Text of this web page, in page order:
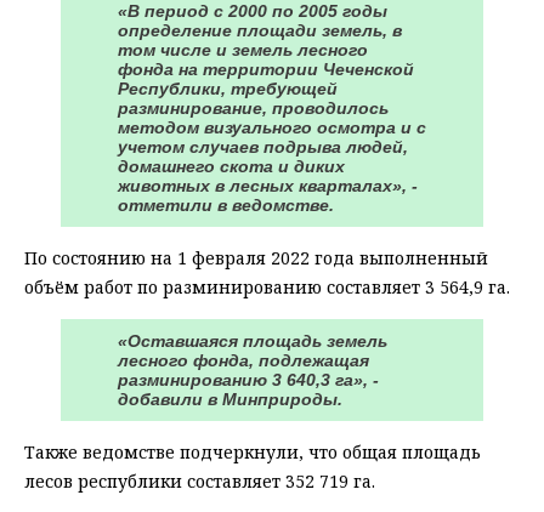
«В период с 2000 по 2005 годы
определение площади земель, в
том числе и земель лесного
фонда на территории Чеченской
Республики, требующей
разминирование, проводилось
методом визуального осмотра и с
учетом случаев подрыва людей,
домашнего скота и диких
животных в лесных кварталах», -
отметили в ведомстве.
По состоянию на 1 февраля 2022 года выполненный
объём работ по разминированию составляет 3 564,9 га.
«Оставшаяся площадь земель
лесного фонда, подлежащая
разминированию 3 640,3 га», -
добавили в Минприроды.
Также ведомстве подчеркнули, что общая площадь
лесов республики составляет 352 719 гa.